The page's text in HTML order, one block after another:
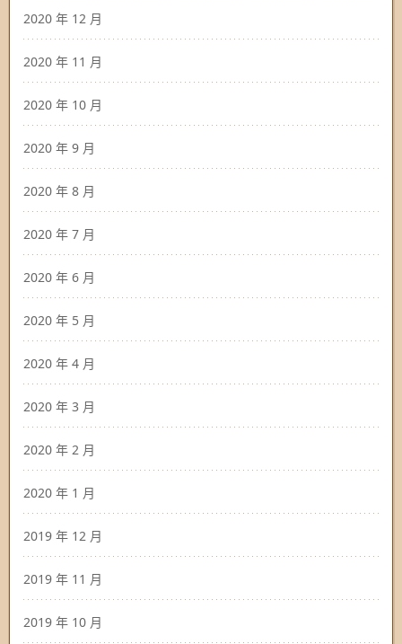
2020 年 12 月
2020 年 11 月
2020 年 10 月
2020 年 9 月
2020 年 8 月
2020 年 7 月
2020 年 6 月
2020 年 5 月
2020 年 4 月
2020 年 3 月
2020 年 2 月
2020 年 1 月
2019 年 12 月
2019 年 11 月
2019 年 10 月